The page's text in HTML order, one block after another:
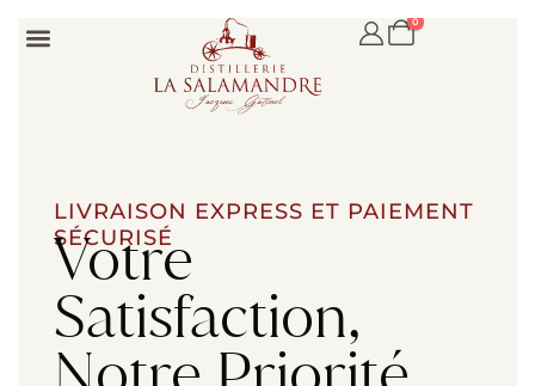
0
LIVRAISON EXPRESS ET PAIEMENT
SÉCURISÉ
Votre
Satisfaction,